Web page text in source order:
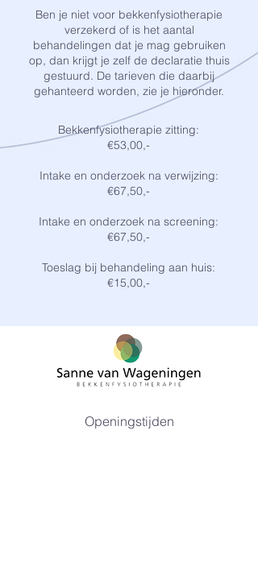
Ben je niet voor bekkenfysiotherapie
verzekerd of is het aantal
behandelingen dat je mag gebruiken
op, dan krijgt je zelf de declaratie thuis
gestuurd. De tarieven die daarbij
gehanteerd worden, zie je hieronder.
Bekkenfysiotherapie zitting:
€53,00,-
Intake en onderzoek na verwijzing:
€67,50,-
Intake en onderzoek na screening:
€67,50,-
Toeslag bij behandeling aan huis:
€15,00,-
Openingstijden